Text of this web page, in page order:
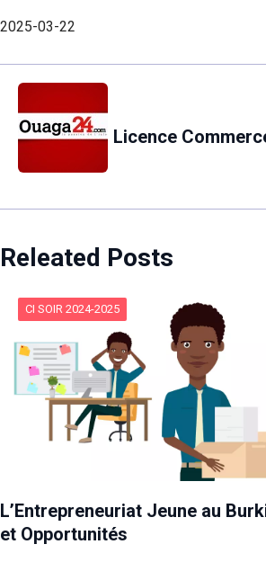
2025-03-22
Licence
Releated Posts
CI SOIR 2024-2025
L’Entrepreneuriat Jeune au
et Opportunités